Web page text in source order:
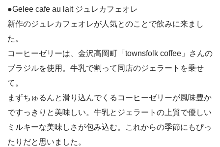
●Gelee cafe au lait ジュレカフェオレ
新作のジュレカフェオレが人気とのことで飲みに来まし
た。
コーヒーゼリーは、金沢高岡町「townsfolk coffee」さんの
ブラジルを使用。牛乳で割って同店のジェラートを乗せ
て。
まずちゅるんと滑り込んでくるコーヒーゼリーが風味豊か
ですっきりと美味しい。牛乳とジェラートの上質で優しい
ミルキーな美味しさが包み込む。これからの季節にもぴっ
たりだと思いました。